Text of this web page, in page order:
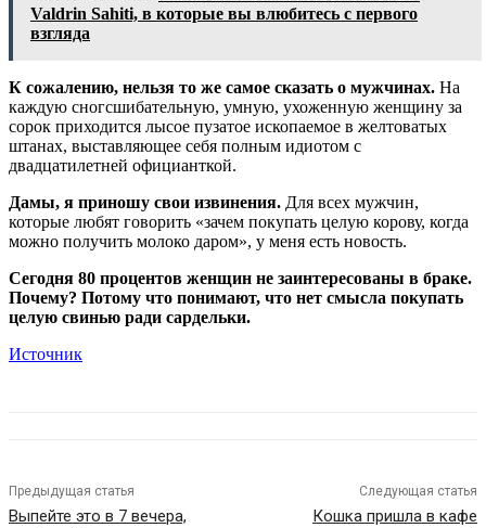
Valdrin Sahiti, в которые вы влюбитесь с первого
взгляда
К сожалению, нельзя то же самое сказать о мужчинах. На
каждую сногсшибательную, умную, ухоженную женщину за
сорок приходится лысое пузатое ископаемое в желтоватых
штанах, выставляющее себя полным идиотом с
двадцатилетней официанткой.
Дамы, я приношу свои извинения. Для всех мужчин,
которые любят говорить «зачем покупать целую корову, когда
можно получить молоко даром», у меня есть новость.
Сегодня 80 процентов женщин не заинтересованы в браке.
Почему? Потому что понимают, что нет смысла покупать
целую свинью ради сардельки.
Источник
Предыдущая статья
Выпейте это в 7 вечера,
Следующая статья
Кошка пришла в кафе